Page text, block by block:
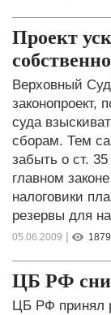
Проект
Верховный
суда
сборам. Тем
забыть о ст.
главном
налоговики
резервы для
05.06.2009 | 1879
ЦБ РФ
ЦБ РФ принял